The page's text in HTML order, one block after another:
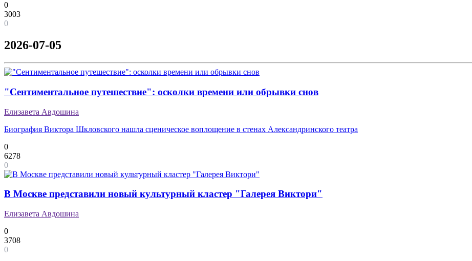
0
3003
0
2026-07-05
"Сентиментальное путешествие": осколки времени или обрывки снов
Елизавета Авдошина
Биография Виктора Шкловского нашла сценическое воплощение в стенах Александринского театра
0
6278
0
В Москве представили новый культурный кластер "Галерея Виктори"
Елизавета Авдошина
0
3708
0